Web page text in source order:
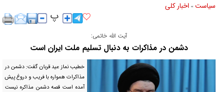
سیاست » اخبار کلی
آیت الله خاتمی:
دشمن در مذاکرات به دنبال تسلیم ملت ایران است
خطیب نماز عید قربان گفت: دشمن در
مذاکرات همواره با فریب و دروغ پیش
آمده است قصه دشمن مذاکره نیست